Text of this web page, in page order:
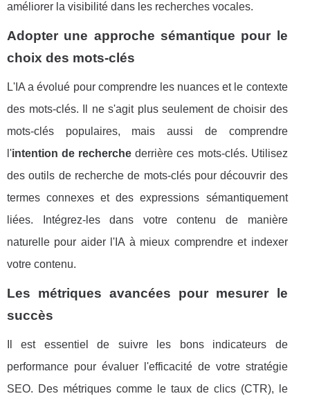
améliorer la visibilité dans les recherches vocales.
Adopter une approche sémantique pour le
choix des mots-clés
L'IA a évolué pour comprendre les nuances et le contexte
des mots-clés. Il ne s'agit plus seulement de choisir des
mots-clés populaires, mais aussi de comprendre
l'intention de recherche derrière ces mots-clés. Utilisez
des outils de recherche de mots-clés pour découvrir des
termes connexes et des expressions sémantiquement
liées. Intégrez-les dans votre contenu de manière
naturelle pour aider l'IA à mieux comprendre et indexer
votre contenu.
Les métriques avancées pour mesurer le
succès
Il est essentiel de suivre les bons indicateurs de
performance pour évaluer l'efficacité de votre stratégie
SEO. Des métriques comme le taux de clics (CTR), le